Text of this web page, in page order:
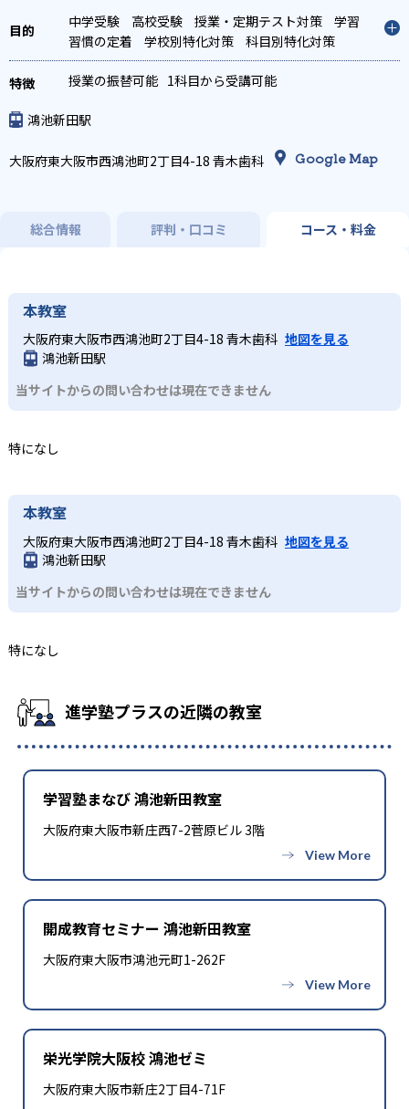
中学受験 高校受験 授業・定期テスト対策
学習
習慣の定着
学校別特化対策 科目別特化対策
授業の振替可能 1科目から受講可能
鴻池新田駅
大阪府東大阪市西鴻池町2丁目4-18 青木歯科 Google Map
総合情報 評判・口コミ コース・料金
本教室
大阪府東大阪市西鴻池町2丁目4-18 青木歯科 地図を見る
鴻池新田駅
当サイトからの問い合わせは現在できません
特になし
本教室
大阪府東大阪市西鴻池町2丁目4-18 青木歯科 地図を見る
鴻池新田駅
当サイトからの問い合わせは現在できません
特になし
進学塾プラスの近隣の教室
学習塾まなび 鴻池新田教室
大阪府東大阪市新庄西7-2菅原ビル 3階
開成教育セミナー 鴻池新田教室
大阪府東大阪市鴻池元町1-262F
栄光学院大阪校 鴻池ゼミ
大阪府東大阪市新庄2丁目4-71F